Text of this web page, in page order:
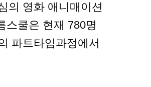
의 영화 애니매이션
스쿨은 현재 780명
파트타임과정에서